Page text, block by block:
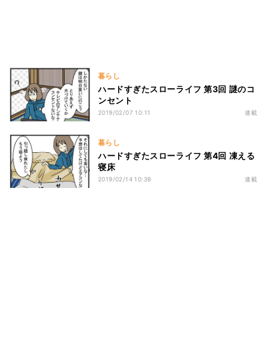
暮らし
ハードすぎたスローライフ 第3回 謎のコ
ンセント
2019/02/07 10:11 連載
暮らし
ハードすぎたスローライフ 第4回 凍える
寝床
2019/02/14 10:39 連載